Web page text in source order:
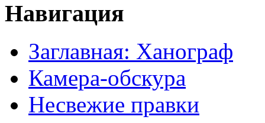
Навигация
Заглавная: Ханограф
Камера-обскура
Несвежие правки